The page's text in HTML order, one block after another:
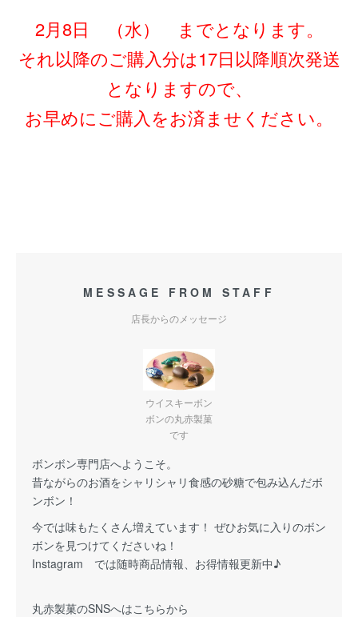
2月8日 （水） までとなります。
それ以降のご購入分は17日以降順次発送
となりますので、
お早めにご購入をお済ませください。
MESSAGE FROM STAFF
店長からのメッセージ
ウイスキーボン
ボンの丸赤製菓
です
ボンボン専門店へようこそ。
昔ながらのお酒をシャリシャリ食感の砂糖で包み込んだボ
ンボン！
今では味もたくさん増えています！ ぜひお気に入りのボン
ボンを見つけてくださいね！
Instagram では随時商品情報、お得情報更新中♪
丸赤製菓のSNSへはこちらから